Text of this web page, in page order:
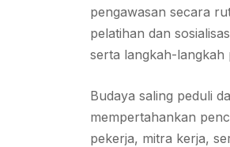
pengawasan secara
pelatihan dan
serta langkah-langkah
Budaya saling peduli
mempertahankan
pekerja, mitra kerja,